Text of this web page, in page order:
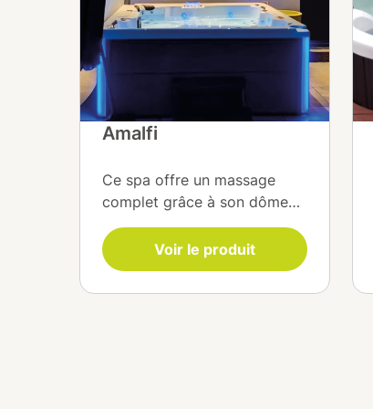
Amalfi
Ce spa offre un massage
complet grâce à son dôme
de réflexologie plantaire et
son poste cervical. Équipé
d’une pompe ultra massage 4
CV, d’une filtration
Voir le produit